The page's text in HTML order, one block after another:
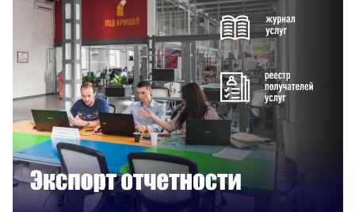
Смотреть проект